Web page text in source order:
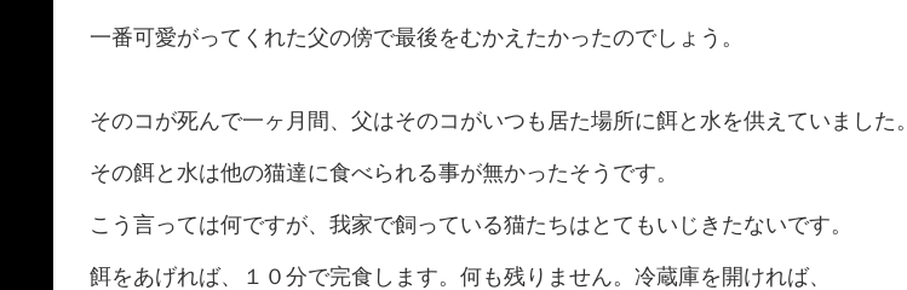
一番可愛がってくれた父の傍で最後をむかえたかったのでしょう。
そのコが死んで一ヶ月間、父はそのコがいつも居た場所に餌と水を供えていました。
その餌と水は他の猫達に食べられる事が無かったそうです。
こう言っては何ですが、我家で飼っている猫たちはとてもいじきたないです。
餌をあげれば、１０分で完食します。何も残りません。冷蔵庫を開ければ、